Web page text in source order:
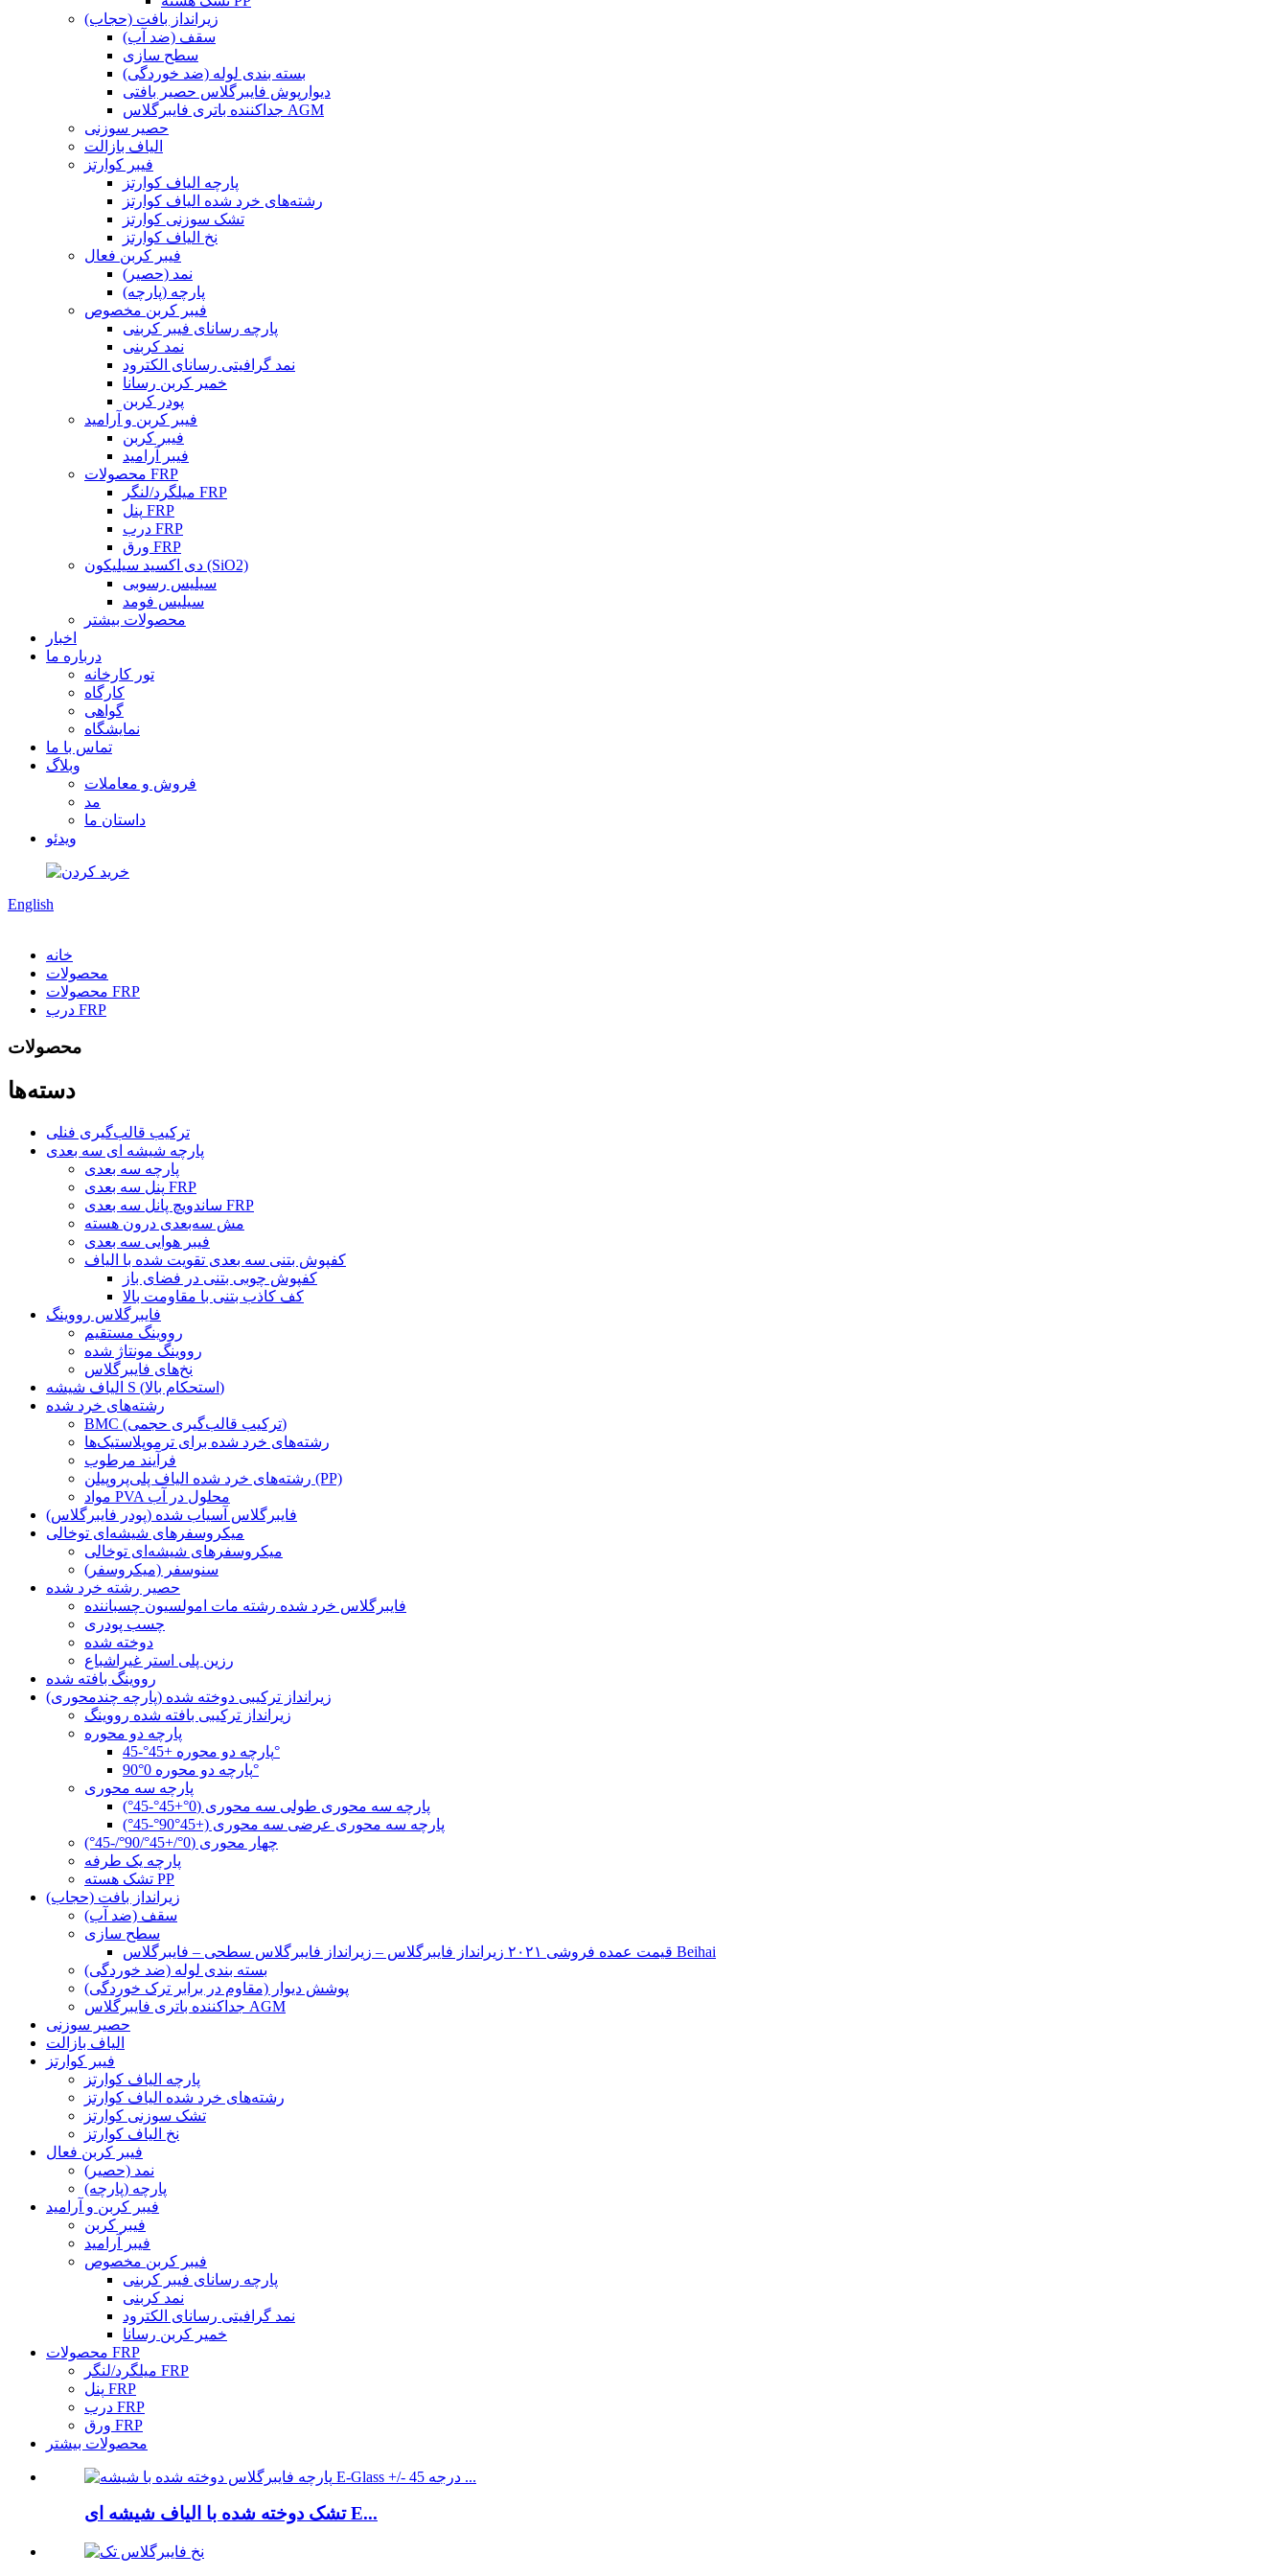
زیرانداز بافت (حجاب)
سقف (ضد آب)
سطح سازی
بسته بندی لوله (ضد خوردگی)
دیوارپوش فایبرگلاس حصیر بافتی
جداکننده باتری فایبرگلاس AGM
حصیر سوزنی
الیاف بازالت
فیبر کوارتز
پارچه الیاف کوارتز
رشته‌های خرد شده الیاف کوارتز
تشک سوزنی کوارتز
نخ الیاف کوارتز
فیبر کربن فعال
نمد (حصیر)
پارچه (پارچه)
فیبر کربن مخصوص
پارچه رسانای فیبر کربنی
نمد کربنی
نمد گرافیتی رسانای الکترود
خمیر کربن رسانا
پودر کربن
فیبر کربن و آرامید
فیبر کربن
فیبر آرامید
محصولات FRP
میلگرد/لنگر FRP
پنل FRP
درب FRP
ورق FRP
دی اکسید سیلیکون (SiO2)
سیلیس رسوبی
سیلیس فومد
محصولات بیشتر
اخبار
درباره ما
تور کارخانه
کارگاه
گواهی
نمایشگاه
تماس با ما
وبلاگ
فروش و معاملات
مد
داستان ما
ویدئو
English
خانه
محصولات
محصولات FRP
درب FRP
محصولات
دسته‌ها
ترکیب قالب‌گیری فنلی
پارچه شیشه ای سه بعدی
پارچه سه بعدی
پنل سه بعدی FRP
ساندویچ پانل سه بعدی FRP
مش سه‌بعدی درون هسته
فیبر هوایی سه بعدی
کفپوش بتنی سه بعدی تقویت شده با الیاف
کفپوش چوبی بتنی در فضای باز
کف کاذب بتنی با مقاومت بالا
فایبرگلاس رووینگ
رووینگ مستقیم
رووینگ مونتاژ شده
نخ‌های فایبرگلاس
الیاف شیشه S (استحکام بالا)
رشته‌های خرد شده
BMC (ترکیب قالب‌گیری حجمی)
رشته‌های خرد شده برای ترموپلاستیک‌ها
فرآیند مرطوب
رشته‌های خرد شده الیاف پلی‌پروپیلن (PP)
مواد PVA محلول در آب
فایبرگلاس آسیاب شده (پودر فایبرگلاس)
میکروسفرهای شیشه‌ای توخالی
میکروسفرهای شیشه‌ای توخالی
سنوسفر (میکروسفر)
حصیر رشته خرد شده
فایبرگلاس خرد شده رشته مات امولسیون چسباننده
چسب پودری
دوخته شده
رزین پلی استر غیراشباع
رووینگ بافته شده
زیرانداز ترکیبی دوخته شده (پارچه چندمحوری)
زیرانداز ترکیبی بافته شده رووینگ
پارچه دو محوره
پارچه دو محوره +45°-45°
پارچه دو محوره 0°90°
پارچه سه محوری
پارچه سه محوری طولی سه محوری (0°+45°-45°)
پارچه سه محوری عرضی سه محوری (+45°90°-45°)
چهار محوری (0°/+45°/90°/-45°)
پارچه یک طرفه
تشک هسته PP
زیرانداز بافت (حجاب)
سقف (ضد آب)
سطح سازی
قیمت عمده فروشی ۲۰۲۱ زیرانداز فایبرگلاس – زیرانداز فایبرگلاس سطحی – فایبرگلاس Beihai
بسته بندی لوله (ضد خوردگی)
پوشش دیوار (مقاوم در برابر ترک خوردگی)
جداکننده باتری فایبرگلاس AGM
حصیر سوزنی
الیاف بازالت
فیبر کوارتز
پارچه الیاف کوارتز
رشته‌های خرد شده الیاف کوارتز
تشک سوزنی کوارتز
نخ الیاف کوارتز
فیبر کربن فعال
نمد (حصیر)
پارچه (پارچه)
فیبر کربن و آرامید
فیبر کربن
فیبر آرامید
فیبر کربن مخصوص
پارچه رسانای فیبر کربنی
نمد کربنی
نمد گرافیتی رسانای الکترود
خمیر کربن رسانا
محصولات FRP
میلگرد/لنگر FRP
پنل FRP
درب FRP
ورق FRP
محصولات بیشتر
تشک دوخته شده با الیاف شیشه ای E...